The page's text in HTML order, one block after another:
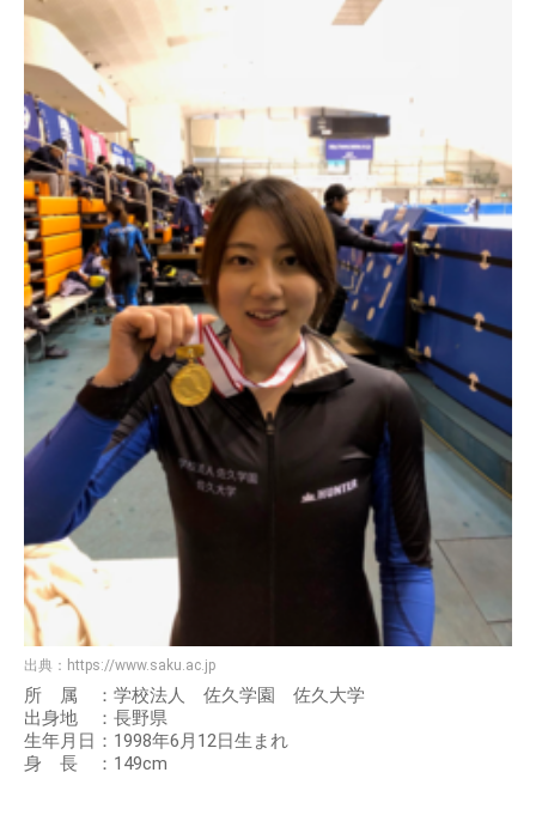
出典： https://www.saku.ac.jp
所 属 ：学校法人 佐久学園 佐久大学
出身地 ：長野県
生年月日：1998年6月12日生まれ
身 長 ：149cm